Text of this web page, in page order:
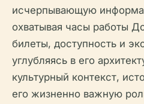
исчерпывающую
охватывая часы работы
билеты, доступность и
углубляясь в его
культурный контекст,
его жизненно важную